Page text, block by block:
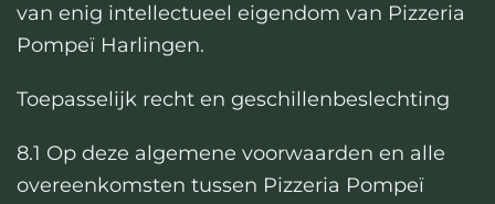
van enig intellectueel eigendom van Pizzeria
Pompeï Harlingen.
Toepasselijk recht en geschillenbeslechting
8.1 Op deze algemene voorwaarden en alle
overeenkomsten tussen Pizzeria Pompeï